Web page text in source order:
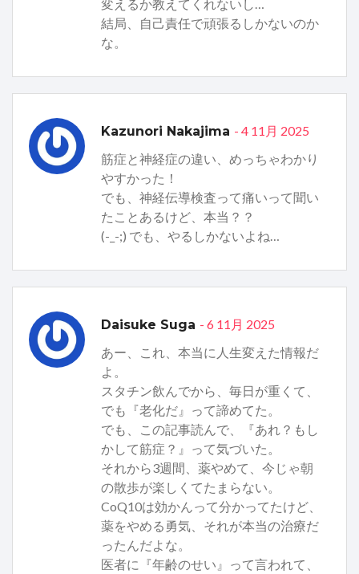
変えるか教えてくれないし…
結局、自己責任で頑張るしかないのか
な。
Kazunori Nakajima - 4 11月 2025
筋症と神経症の違い、めっちゃわかり
やすかった！
でも、神経伝導検査って痛いって聞い
たことあるけど、本当？？
(-_-;) でも、やるしかないよね…
Daisuke Suga - 6 11月 2025
あー、これ、本当に人生変えた情報だ
よ。
スタチン飲んでから、毎日が重くて、
でも『老化だ』って諦めてた。
でも、この記事読んで、『あれ？もし
かして筋症？』って気づいた。
それから3週間、薬やめて、今じゃ朝
の散歩が楽しくてたまらない。
CoQ10は効かんって分かってたけど、
薬をやめる勇気、それが本当の治療だ
ったんだよな。
医者に『年齢のせい』って言われて、